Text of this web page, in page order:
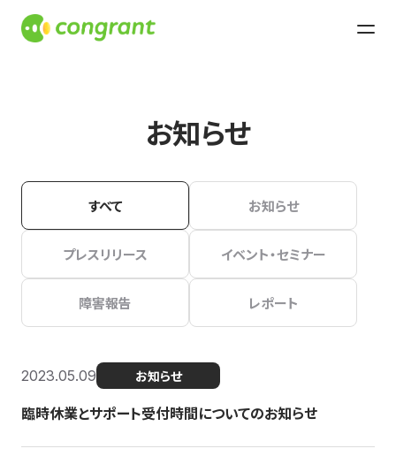
お知らせ
すべて お知らせ
プレスリリース イベント・セミナー
障害報告 レポート
2023.05.09 お知らせ
臨時休業とサポート受付時間についてのお知らせ